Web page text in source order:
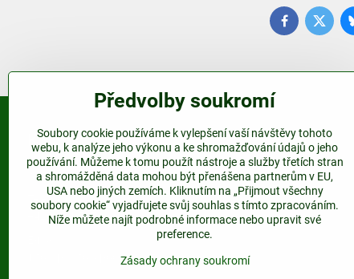
Facebook
Kontakt
www.plastovepodkovy.cz
Telefon:
+420 604 517 833
info@plastovepodkovy.cz
Předvolby soukromí
Soubory cookie používáme k vylepšení vaší návštěvy tohoto
webu, k analýze jeho výkonu a ke shromažďování údajů o jeho
používání. Můžeme k tomu použít nástroje a služby třetích stran
a shromážděná data mohou být přenášena partnerům v EU,
USA nebo jiných zemích. Kliknutím na „Přijmout všechny
soubory cookie“ vyjadřujete svůj souhlas s tímto zpracováním.
Níže můžete najít podrobné informace nebo upravit své
preference.
Zásady ochrany soukromí